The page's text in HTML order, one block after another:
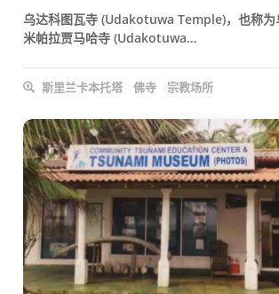
乌达科图瓦寺 (Udakotuwa Temple)，也称为
米帕拉贾马哈寺 (Udakotuwa…
斯里兰卡本托塔 佛寺 宗教场所